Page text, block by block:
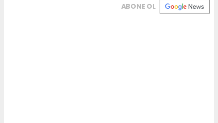
ABONE OL